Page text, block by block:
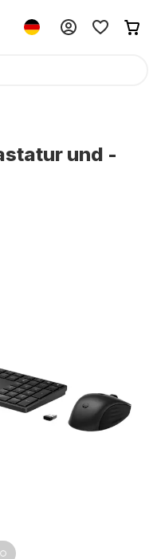
und -